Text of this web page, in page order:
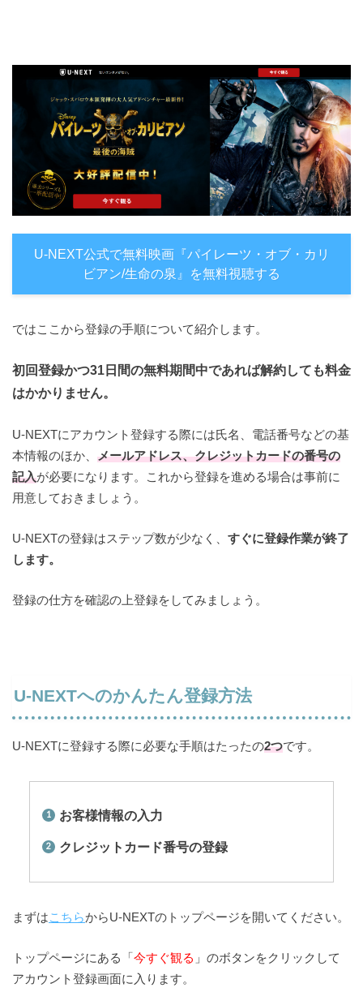
U-NEXT公式で無料映画『パイレーツ・オブ・カリ
ビアン/生命の泉』を無料視聴する
ではここから登録の手順について紹介します。
初回登録かつ31日間の無料期間中であれば解約しても料金
はかかりません。
U-NEXTにアカウント登録する際には氏名、電話番号などの基
本情報のほか、 メールアドレス、クレジットカードの番号の
記入が必要になります。これから登録を進める場合は事前に
用意しておきましょう。
U-NEXTの登録はステップ数が少なく、 すぐに登録作業が終了
します。
登録の仕方を確認の上登録をしてみましょう。
U-NEXTへのかんたん登録方法
U-NEXTに登録する際に必要な手順はたったの2つです。
お客様情報の入力
クレジットカード番号の登録
まずはこちらからU-NEXTのトップページを開いてください。
トップページにある「今すぐ観る 」のボタンをクリックして
アカウント登録画面に入ります。